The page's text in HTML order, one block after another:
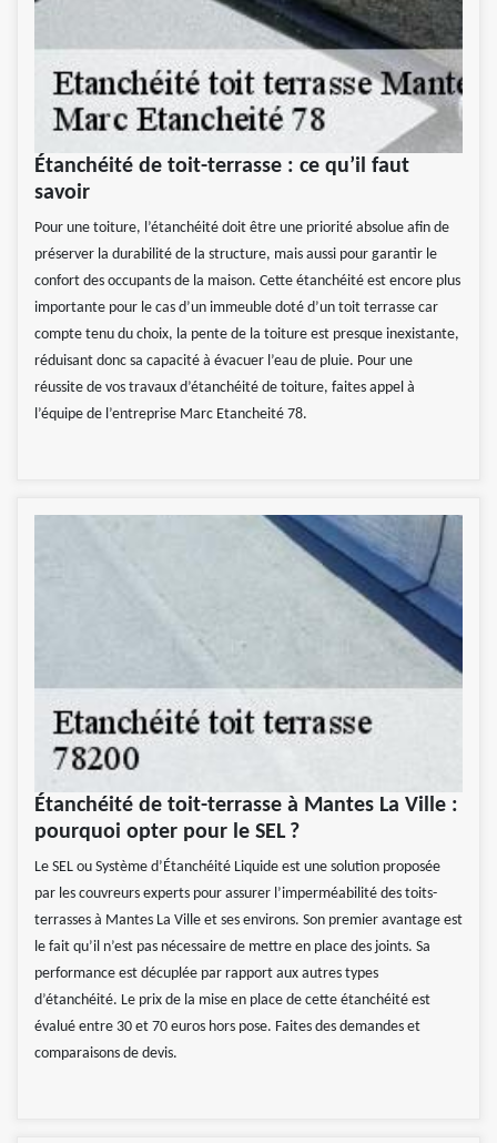
Étanchéité de toit-terrasse : ce qu’il faut
savoir
Pour une toiture, l’étanchéité doit être une priorité absolue afin de
préserver la durabilité de la structure, mais aussi pour garantir le
confort des occupants de la maison. Cette étanchéité est encore plus
importante pour le cas d’un immeuble doté d’un toit terrasse car
compte tenu du choix, la pente de la toiture est presque inexistante,
réduisant donc sa capacité à évacuer l’eau de pluie. Pour une
réussite de vos travaux d’étanchéité de toiture, faites appel à
l’équipe de l’entreprise Marc Etancheité 78.
Étanchéité de toit-terrasse à Mantes La Ville :
pourquoi opter pour le SEL ?
Le SEL ou Système d’Étanchéité Liquide est une solution proposée
par les couvreurs experts pour assurer l’imperméabilité des toits-
terrasses à Mantes La Ville et ses environs. Son premier avantage est
le fait qu’il n’est pas nécessaire de mettre en place des joints. Sa
performance est décuplée par rapport aux autres types
d’étanchéité. Le prix de la mise en place de cette étanchéité est
évalué entre 30 et 70 euros hors pose. Faites des demandes et
comparaisons de devis.